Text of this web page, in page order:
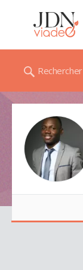
Rechercher